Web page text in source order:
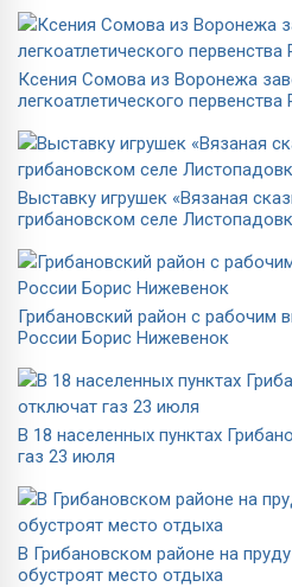
Ксения Сомова из Воронежа
легкоатлетического первенства
Выставку игрушек «Вязаная
грибановском селе
Грибановский район с рабочим
России Борис Нижевенок
В 18 населенных пунктах
газ 23 июля
В Грибановском районе на
обустроят место отдыха